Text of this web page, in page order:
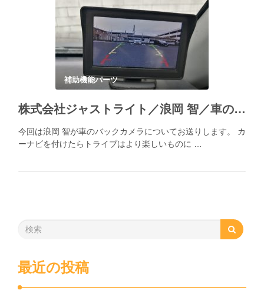
補助機能パーツ
株式会社ジャストライト／浪岡 智／車のバックカメラ
今回は浪岡 智が車のバックカメラについてお送りします。 カ
ーナビを付けたらトライブはより楽しいものに …
最近の投稿